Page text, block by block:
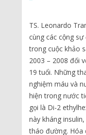
TS. Leonardo
cùng các cộng
trong cuộc khảo
2003 – 2008 đối
19 tuổi. Những
nghiệm máu và
hiện trong nước
gọi là Di-2
này kháng
tháo đường. Hóa